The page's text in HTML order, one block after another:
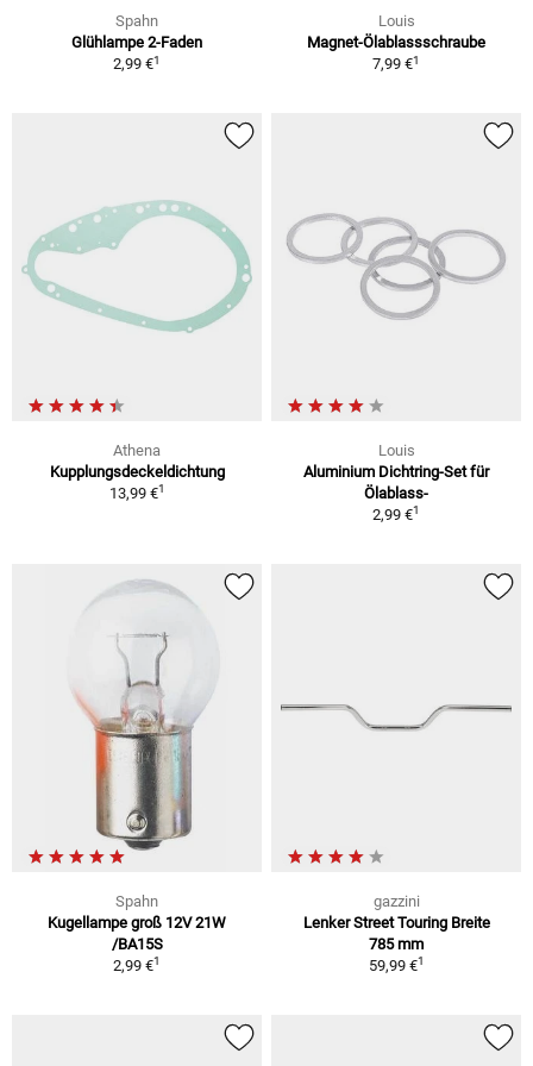
Spahn
Glühlampe 2-Faden
2,99 €1
Louis
Magnet-Ölablassschraube
7,99 €1
Athena
Kupplungsdeckeldichtung
13,99 €1
Louis
Aluminium Dichtring-Set für
Ölablass-
2,99 €1
Spahn
Kugellampe groß 12V 21W
/BA15S
2,99 €1
gazzini
Lenker Street Touring Breite
785 mm
59,99 €1